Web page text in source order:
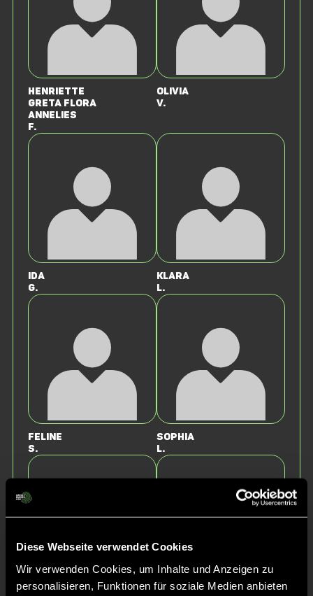
Diese Webseite verwendet Cookies
Wir verwenden Cookies, um Inhalte und Anzeigen zu
personalisieren, Funktionen für soziale Medien anbieten
Henriette
Greta Flora
Annelies
F.
Olivia
v.
Ida
G.
Klara
L.
Feline
S.
Sophia
L.